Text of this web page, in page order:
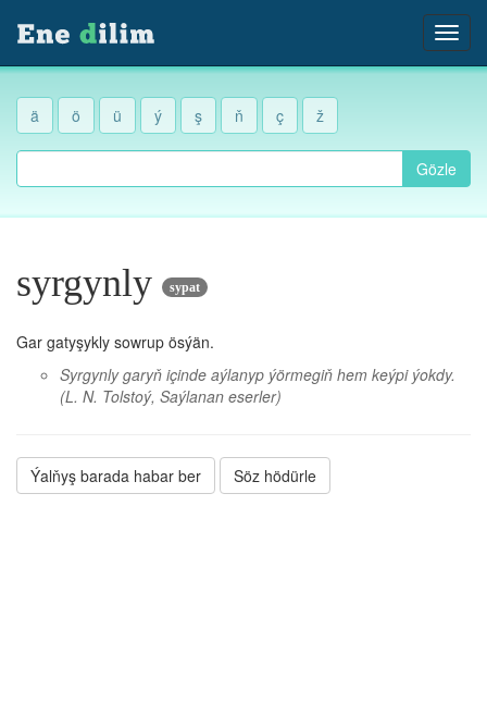
ä ö ü ý ş ň ç ž
Gözle
syrgynly sypat
Gar gatyşykly sowrup ösýän.
Syrgynly garyň içinde aýlanyp ýörmegiň hem keýpi ýokdy.
(L. N. Tolstoý, Saýlanan eserler)
Ýalňyş barada habar ber Söz hödürle